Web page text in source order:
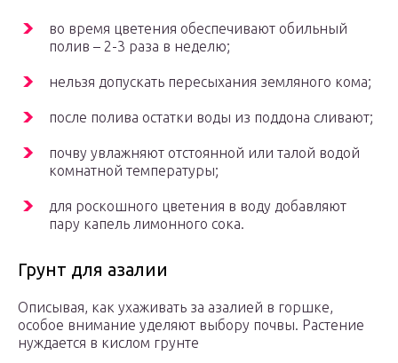
во время цветения обеспечивают обильный
полив – 2-3 раза в неделю;
нельзя допускать пересыхания земляного кома;
после полива остатки воды из поддона сливают;
почву увлажняют отстоянной или талой водой
комнатной температуры;
для роскошного цветения в воду добавляют
пару капель лимонного сока.
Грунт для азалии
Описывая, как ухаживать за азалией в горшке,
особое внимание уделяют выбору почвы. Растение
нуждается в кислом грунте